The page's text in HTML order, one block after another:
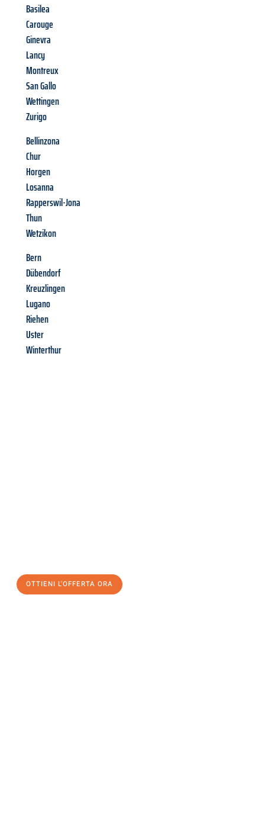
Basilea
Carouge
Ginevra
Lancy
Montreux
San Gallo
Wettingen
Zurigo
Bellinzona
Chur
Horgen
Losanna
Rapperswil-Jona
Thun
Wetzikon
Bern
Dübendorf
Kreuzlingen
Lugano
Riehen
Uster
Winterthur
OTTIENI L'OFFERTA ORA